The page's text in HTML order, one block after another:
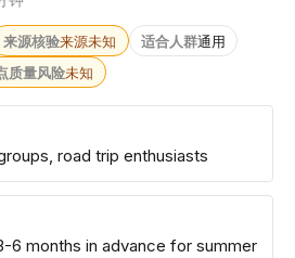
来源核验来源未知 适合人群通用
质量风险未知
road trip enthusiasts
6 months in advance for summer